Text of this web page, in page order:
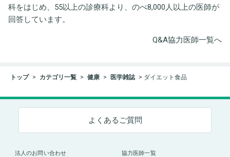
科をはじめ、55以上の診療科より、のべ8,000人以上の医師が
回答しています。
Q&A協力医師一覧へ
トップ カテゴリ一覧 健康 医学雑誌 ダイエット食品
よくあるご質問
法人のお問い合わせ 協力医師一覧